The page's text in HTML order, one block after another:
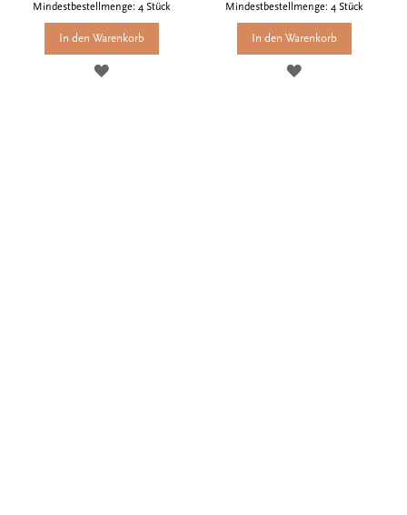
Mindestbestellmenge: 4 Stück
In den Warenkorb
ZUR
Mindestbestellmenge: 4 Stück
In den Warenkorb
ZUR